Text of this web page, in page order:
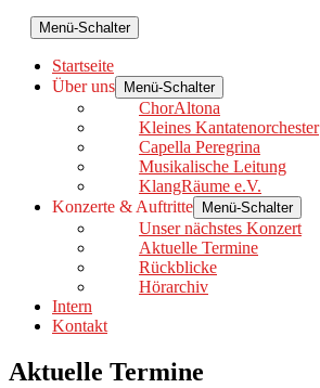
Menü-Schalter
Startseite
Über uns
Menü-Schalter
ChorAltona
Kleines Kantatenorchester
Capella Peregrina
Musikalische Leitung
KlangRäume e.V.
Konzerte & Auftritte
Menü-Schalter
Unser nächstes Konzert
Aktuelle Termine
Rückblicke
Hörarchiv
Intern
Kontakt
Aktuelle Termine